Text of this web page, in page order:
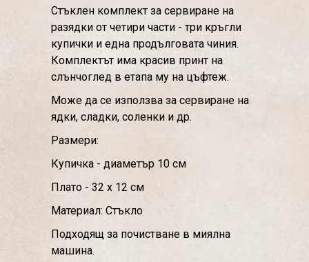
Стъклен комплект за сервиране на
разядки от четири части - три кръгли
купички и една продълговата чиния.
Комплектът има красив принт на
слънчоглед в етапа му на цъфтеж.
Може да се използва за сервиране на
ядки, сладки, соленки и др.
Размери:
Купичка - диаметър 10 см
Плато - 32 х 12 см
Материал: Стъкло
Подходящ за почистване в миялна
машина.